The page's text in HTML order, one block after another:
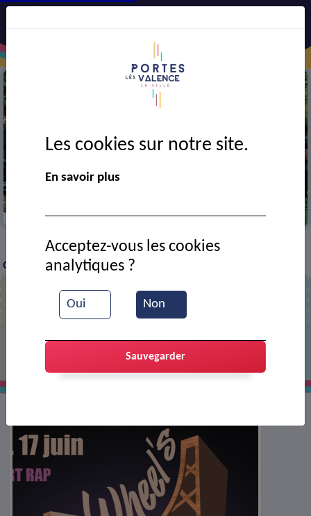
> VIE MUNICIPALE > Ressources documentaires
Contest de Trott' !
Les cookies sur notre site.
En savoir plus
Oui Non
Acceptez-vous les cookies
analytiques ?
Sauvegarder